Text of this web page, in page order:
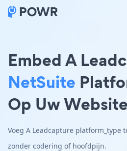
Embed A
NetSuite
Op Uw Website
Voeg A Leadcapture platform_type
zonder codering of hoofdpijn.